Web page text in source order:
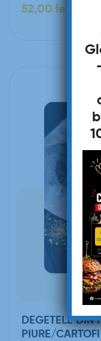
52,00 lei
DEGETELE DIN
PIURE/